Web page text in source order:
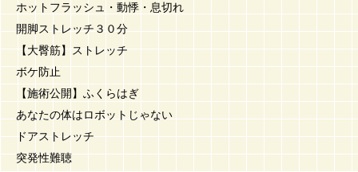
ホットフラッシュ・動悸・息切れ
開脚ストレッチ３０分
【大臀筋】ストレッチ
ボケ防止
【施術公開】ふくらはぎ
あなたの体はロボットじゃない
ドアストレッチ
突発性難聴